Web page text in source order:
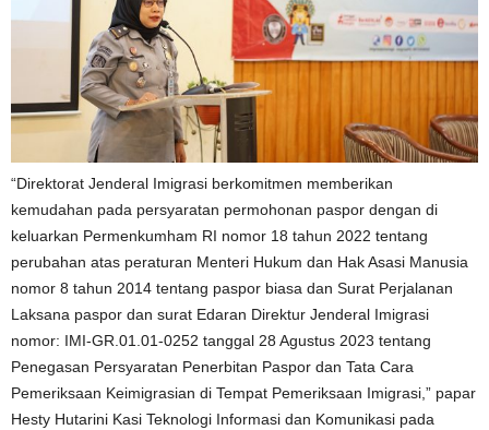
“Direktorat Jenderal Imigrasi berkomitmen memberikan
kemudahan pada persyaratan permohonan paspor dengan di
keluarkan Permenkumham RI nomor 18 tahun 2022 tentang
perubahan atas peraturan Menteri Hukum dan Hak Asasi Manusia
nomor 8 tahun 2014 tentang paspor biasa dan Surat Perjalanan
Laksana paspor dan surat Edaran Direktur Jenderal Imigrasi
nomor: IMI-GR.01.01-0252 tanggal 28 Agustus 2023 tentang
Penegasan Persyaratan Penerbitan Paspor dan Tata Cara
Pemeriksaan Keimigrasian di Tempat Pemeriksaan Imigrasi,” papar
Hesty Hutarini Kasi Teknologi Informasi dan Komunikasi pada